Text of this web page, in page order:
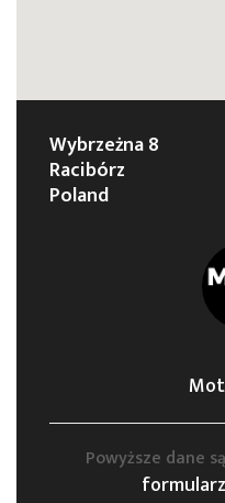
Wybrzeżna 8
Racibórz
Poland
Powyższe dane